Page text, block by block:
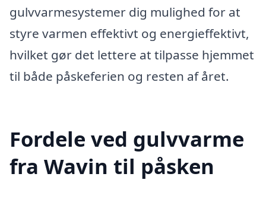
gulvvarmesystemer dig mulighed for at
styre varmen effektivt og energieffektivt,
hvilket gør det lettere at tilpasse hjemmet
til både påskeferien og resten af året.
Fordele ved gulvvarme
fra Wavin til påsken